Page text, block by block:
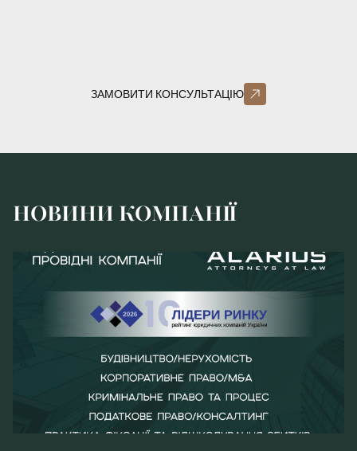
ЗАМОВИТИ КОНСУЛЬТАЦІЮ
НОВИНИ КОМПАНІЇ